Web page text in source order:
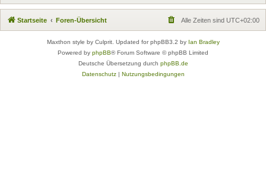
Startseite Foren-Übersicht Alle Zeiten sind UTC+02:00
Maxthon style by Culprit. Updated for phpBB3.2 by Ian Bradley
Powered by phpBB® Forum Software © phpBB Limited
Deutsche Übersetzung durch phpBB.de
Datenschutz| Nutzungsbedingungen